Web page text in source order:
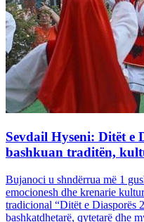
Sevdail Hyseni: Ditët e
bashkuan traditën,
Bujanoci u shndërrua më 1
emocionesh dhe krenarie
tradicional “Ditët e Diasporës
bashkatdhetarë, qytetarë dhe